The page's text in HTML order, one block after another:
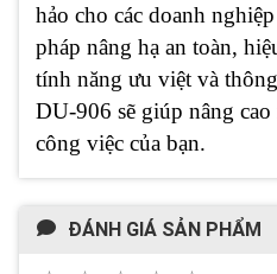
hảo cho các doanh
pháp nâng hạ an toàn,
tính năng ưu việt và
DU-906 sẽ giúp nâng
công việc của bạn.
ĐÁNH GIÁ SẢN PHẨM